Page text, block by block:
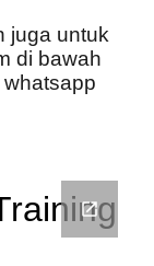
juga untuk
di bawah